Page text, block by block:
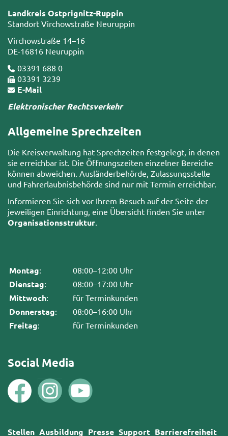
Landkreis Ostprignitz-Ruppin
Standort Virchowstraße Neuruppin
Virchowstraße 14–16
DE-16816 Neuruppin
03391 688 0
03391 3239
E-Mail
Elektronischer Rechtsverkehr
Allgemeine Sprechzeiten
Die Kreisverwaltung hat Sprechzeiten festgelegt, in denen
sie erreichbar ist. Die Öffnungszeiten einzelner Bereiche
können abweichen. Ausländerbehörde, Zulassungsstelle
und Fahrerlaubnisbehörde sind nur mit Termin erreichbar.
Informieren Sie sich vor Ihrem Besuch auf der Seite der
jeweiligen Einrichtung, eine Übersicht finden Sie unter
Organisationsstruktur.
Montag: 08:00–12:00 Uhr
Dienstag: 08:00–17:00 Uhr
Mittwoch: für Terminkunden
Donnerstag: 08:00–16:00 Uhr
Freitag: für Terminkunden
Social Media
Stellen Ausbildung Presse Support Barrierefreiheit